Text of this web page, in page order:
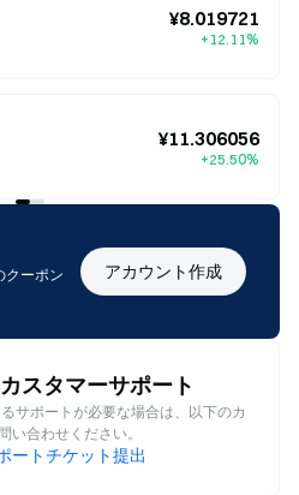
¥8.019721
+12.11%
¥11.306056
+25.50%
クーポン
アカウント作成
スタマーサポート
サポートが必要な場合は、以下のカ
い合わせください。
ートチケット提出